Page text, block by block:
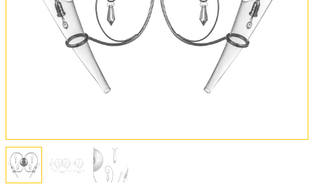
Установка
FAQ
Отзывы